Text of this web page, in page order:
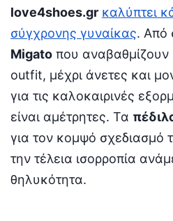
love4shoes.gr καλύπτει
σύγχρονης γυναίκας. Από
Migato που αναβαθμίζουν
outfit, μέχρι άνετες και
για τις καλοκαιρινές
είναι αμέτρητες. Τα
για τον κομψό σχεδιασμό
την τέλεια ισορροπία
θηλυκότητα.